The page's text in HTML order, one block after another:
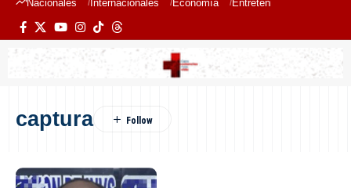
Nacionales Internacionales Economía Entretenimiento
captura